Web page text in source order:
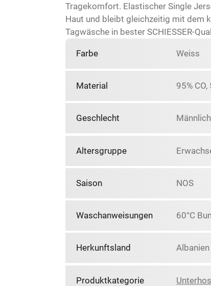
Tragekomfort. Elastischer Single
Haut und bleibt gleichzeitig mit dem
Tagwäsche in bester SCHIESSER-
Farbe Weiss
Material 95% CO,
Geschlecht Männlich
Altersgruppe
Saison NOS
Waschanweisungen 60°C
Herkunftsland Albanien
Produktkategorie